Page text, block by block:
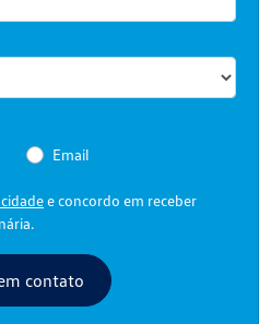
Email
e concordo em receber
contato